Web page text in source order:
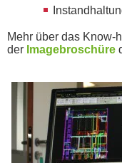
Mehr über das Know-
der Imagebroschüre